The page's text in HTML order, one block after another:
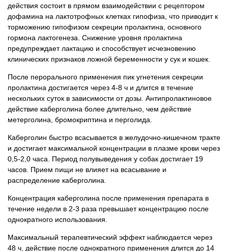
действия состоит в прямом взаимодействии с рецептором
дофамина на лактотрофных клетках гипофиза, что приводит к
торможению гипофизом секреции пролактина, основного
гормона лактогенеза. Снижение уровня пролактина
предупреждает лактацию и способствует исчезновению
клинических признаков ложной беременности у сук и кошек.
После перорального применения пик угнетения секреции
пролактина достигается через 4-8 ч и длится в течение
нескольких суток в зависимости от дозы. Антипролактиновое
действие каберголина более длительно, чем действие
метерголина, бромокриптина и перголида.
Каберголин быстро всасывается в желудочно-кишечном тракте
и достигает максимальной концентрации в плазме крови через
0,5-2,0 часа. Период полувыведения у собак достигает 19
часов. Прием пищи не влияет на всасывание и
распределение каберголина.
Концентрация каберголина после применения препарата в
течение недели в 2-3 раза превышает концентрацию после
однократного использования.
Максимальный терапевтический эффект наблюдается через
48 ч, действие после однократного применения длится до 14